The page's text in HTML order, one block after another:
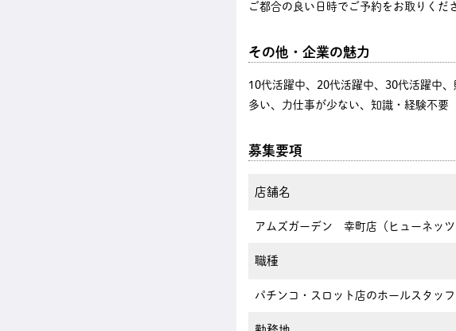
ご都合の良い日時でご予約をお取りくだ
その他・企業の魅力
10代活躍中、20代活躍中、30代活躍中
多い、力仕事が少ない、知識・経験不要
募集要項
店舗名
アムズガーデン 幸町店（ヒューネッツ
職種
パチンコ・スロット店のホールスタッフ